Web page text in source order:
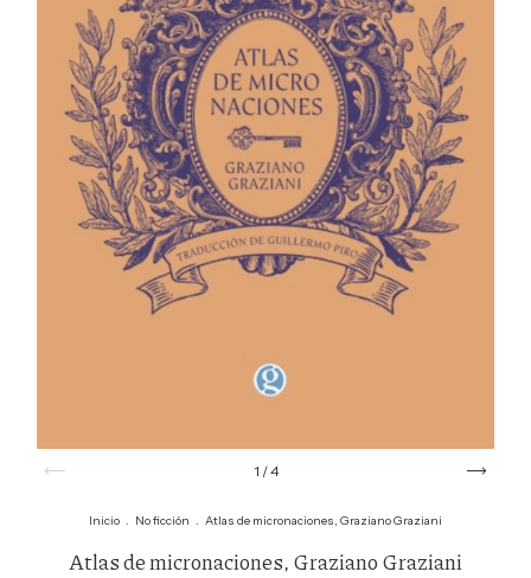
1 /4
Inicio . No ficción . Atlas de micronaciones, Graziano Graziani
Atlas de micronaciones, Graziano Graziani